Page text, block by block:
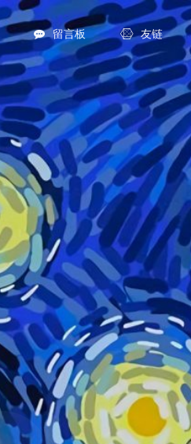
留言板 友链